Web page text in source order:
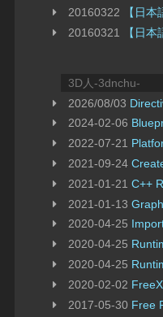
20160322
【日
20160321
【日
3D人-3dnchu-
2026/08/03
2024-02-06
2022-07-21
2021-09-24
2021-01-21C++
2021-01-13
2020-04-25
2020-04-25
2020-04-25
2020-02-02
2017-05-30 Free